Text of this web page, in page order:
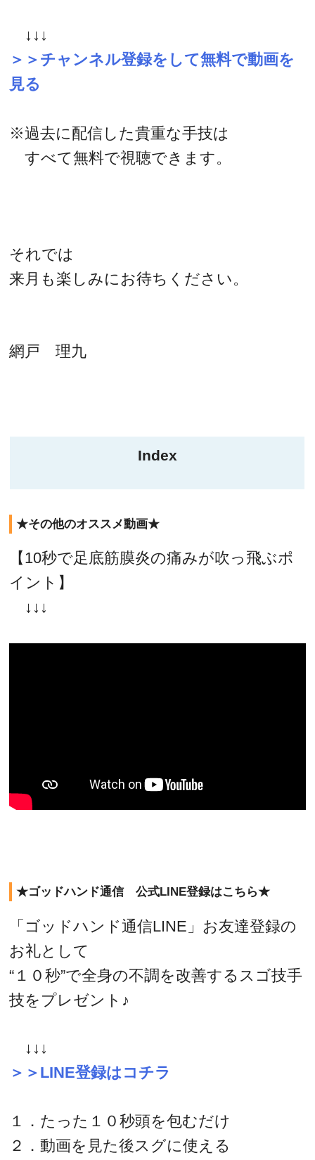
↓↓↓
＞＞チャンネル登録をして無料で動画を
見る
※過去に配信した貴重な手技は
すべて無料で視聴できます。
それでは
来月も楽しみにお待ちください。
網戸 理九
Index
★その他のオススメ動画★
【10秒で足底筋膜炎の痛みが吹っ飛ぶポ
イント】
↓↓↓
★ゴッドハンド通信 公式LINE登録はこちら★
「ゴッドハンド通信LINE」お友達登録の
お礼として
“１０秒”で全身の不調を改善するスゴ技手
技をプレゼント♪
↓↓↓
＞＞LINE登録はコチラ
１．たった１０秒頭を包むだけ
２．動画を見た後スグに使える